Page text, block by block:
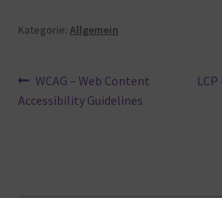
Kategorie: Allgemein
Beitragsnavigation
Vorheriger
Beitrag:
WCAG – Web Content
Accessibility Guidelines